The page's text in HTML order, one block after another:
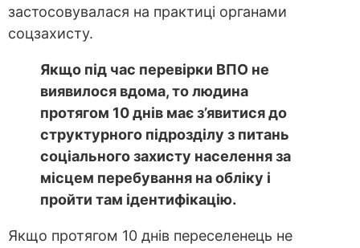
застосовувалася на практиці органами
соцзахисту.
Якщо під час перевірки ВПО не
виявилося вдома, то людина
протягом 10 днів має з’явитися до
структурного підрозділу з питань
соціального захисту населення за
місцем перебування на обліку і
пройти там ідентифікацію.
Якщо протягом 10 днів переселенець не